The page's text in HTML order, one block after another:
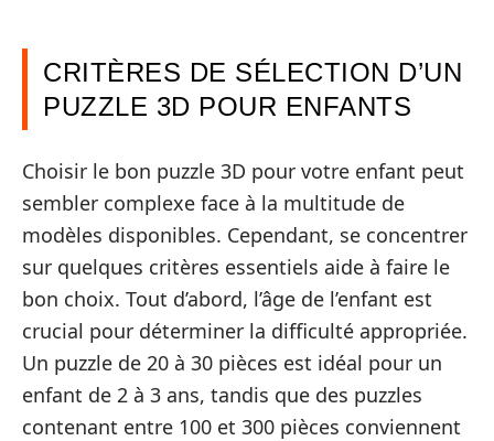
CRITÈRES DE SÉLECTION D’UN
PUZZLE 3D POUR ENFANTS
Choisir le bon puzzle 3D pour votre enfant peut
sembler complexe face à la multitude de
modèles disponibles. Cependant, se concentrer
sur quelques critères essentiels aide à faire le
bon choix. Tout d’abord, l’âge de l’enfant est
crucial pour déterminer la difficulté appropriée.
Un puzzle de 20 à 30 pièces est idéal pour un
enfant de 2 à 3 ans, tandis que des puzzles
contenant entre 100 et 300 pièces conviennent